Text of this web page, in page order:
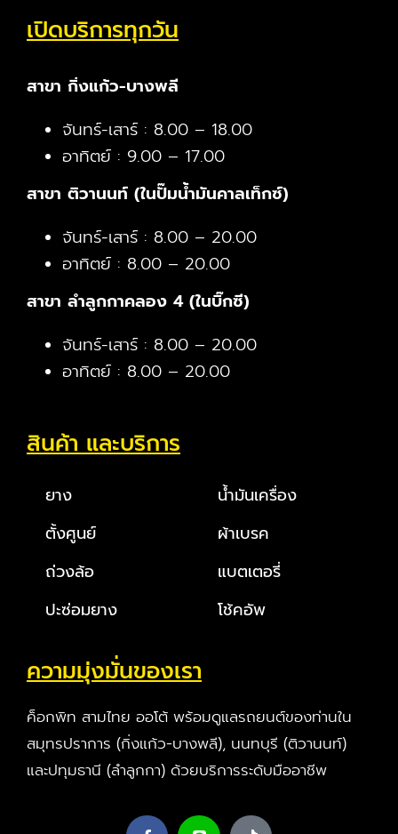
เปิดบริการทุกวัน
สาขา กิ่งแก้ว-บางพลี
จันทร์-เสาร์ : 8.00 – 18.00
อาทิตย์ : 9.00 – 17.00
สาขา ติวานนท์ (ในปั๊มน้ำมันคาลเท็กซ์)
จันทร์-เสาร์ : 8.00 – 20.00
อาทิตย์ : 8.00 – 20.00
สาขา ลำลูกกาคลอง 4 (ในบิ๊กซี)
จันทร์-เสาร์ : 8.00 – 20.00
อาทิตย์ : 8.00 – 20.00
สินค้า และบริการ
ยาง
ตั้งศูนย์
ถ่วงล้อ
ปะซ่อมยาง
น้ำมันเครื่อง
ผ้าเบรค
แบตเตอรี่
โช้คอัพ
ความมุ่งมั่นของเรา
ค็อกพิท สามไทย ออโต้ พร้อมดูแลรถยนต์ของท่านใน
สมุทรปราการ (กิ่งแก้ว-บางพลี), นนทบุรี (ติวานนท์)
และปทุมธานี (ลำลูกกา) ด้วยบริการระดับมืออาชีพ